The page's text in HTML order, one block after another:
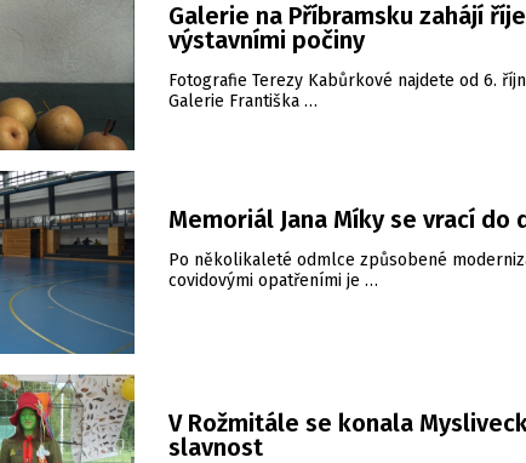
Galerie na Příbramsku zahájí
výstavními počiny
Fotografie Terezy Kabůrkové najdete od 6.
Galerie Františka …
Memoriál Jana Míky se vrací do
Po několikaleté odmlce způsobené
covidovými opatřeními je …
V Rožmitále se konala
slavnost